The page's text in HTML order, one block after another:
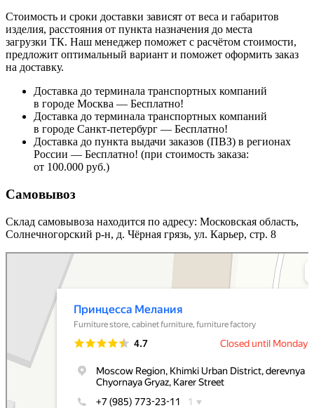
Стоимость и сроки доставки зависят от веса и габаритов
изделия, расстояния от пункта назначения до места
загрузки ТК. Наш менеджер поможет с расчётом стоимости,
предложит оптимальный вариант и поможет оформить заказ
на доставку.
Доставка до терминала транспортных компаний
в городе Москва — Бесплатно!
Доставка до терминала транспортных компаний
в городе Санкт-петербург — Бесплатно!
Доставка до пункта выдачи заказов (ПВЗ) в регионах
России — Бесплатно! (при стоимость заказа:
от 100.000 руб.)
Самовывоз
Склад самовывоза находится по адресу: Московская область,
Солнечногорский р-н, д. Чёрная грязь, ул. Карьер, стр. 8
Принцесса Мелания
Мебельная фабрика в Москве и Московской области
Магазин мебели в Москве и Московской области